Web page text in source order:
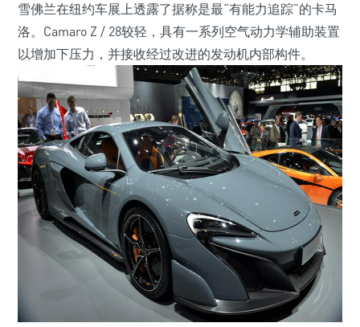
雪佛兰在纽约车展上透露了据称是最“有能力追踪”的卡马
洛。Camaro Z / 28较轻，具有一系列空气动力学辅助装置
以增加下压力，并接收经过改进的发动机内部构件。